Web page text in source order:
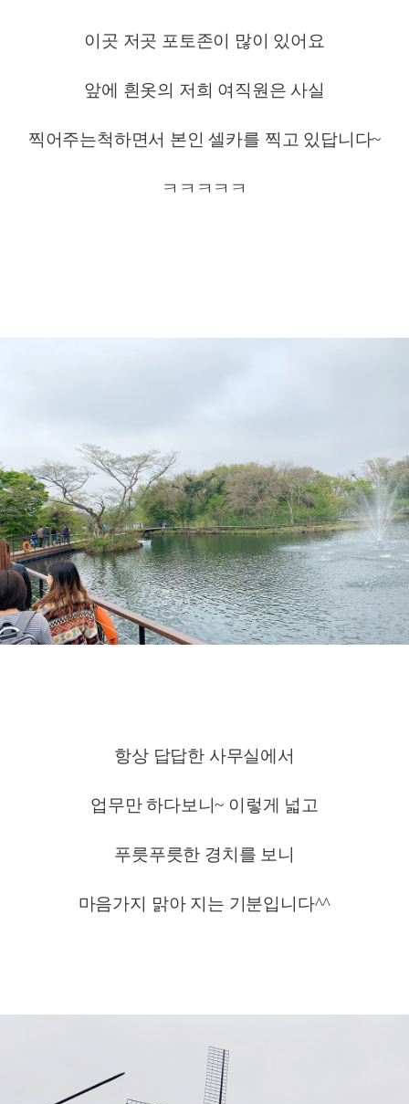
이곳 저곳 포토존이 많이 있어요
앞에 흰옷의 저희 여직원은 사실
찍어주는척하면서 본인 셀카를 찍고 있답니다~
ㅋㅋㅋㅋㅋ
항상 답답한 사무실에서
업무만 하다보니~ 이렇게 넓고
푸릇푸릇한 경치를 보니
마음가지 맑아 지는 기분입니다^^